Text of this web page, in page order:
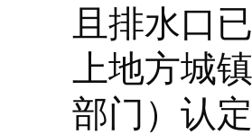
且排水口
上地方城
部门）认